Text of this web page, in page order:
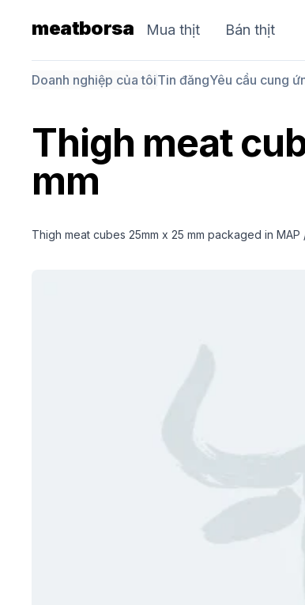
meatborsa Mua thịt Bán thịt
Doanh nghiệp của tôiTin đăngYêu cầu cung
Thigh meat
mm
Thigh meat cubes 25mm x 25 mm packaged in